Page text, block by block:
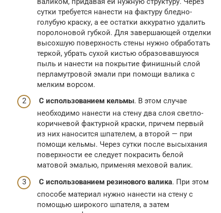
сутки требуется нанести на фактуру бледно-
голубую краску, а ее остатки аккуратно удалить
поролоновой губкой. Для завершающей отделки
высохшую поверхность стены нужно обработать
теркой, убрать сухой кистью образовавшуюся
пыль и нанести на покрытие финишный слой
перламутровой эмали при помощи валика с
мелким ворсом.
С использованием кельмы. В этом случае
необходимо нанести на стену два слоя светло-
коричневой фактурной краски, причем первый
из них наносится шпателем, а второй — при
помощи кельмы. Через сутки после высыхания
поверхности ее следует покрасить белой
матовой эмалью, применяя меховой валик.
С использованием резинового валика. При этом
способе материал нужно нанести на стену с
помощью широкого шпателя, а затем